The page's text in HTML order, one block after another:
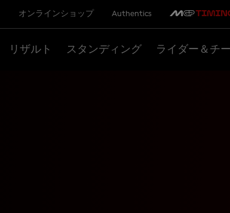
オンラインショップ Authentics
リザルト スタンディング ライダー＆チ